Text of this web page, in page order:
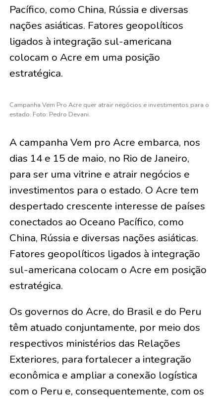
Pacífico, como China, Rússia e diversas
nações asiáticas. Fatores geopolíticos
ligados à integração sul-americana
colocam o Acre em uma posição
estratégica.
Campanha Vem Pro Acre quer atrair negócios e investimentos para o
estado. Foto: Pedro Devani.
A campanha Vem pro Acre embarca, nos
dias 14 e 15 de maio, no Rio de Janeiro,
para ser uma vitrine e atrair negócios e
investimentos para o estado. O Acre tem
despertado crescente interesse de países
conectados ao Oceano Pacífico, como
China, Rússia e diversas nações asiáticas.
Fatores geopolíticos ligados à integração
sul-americana colocam o Acre em posição
estratégica.
Os governos do Acre, do Brasil e do Peru
têm atuado conjuntamente, por meio dos
respectivos ministérios das Relações
Exteriores, para fortalecer a integração
econômica e ampliar a conexão logística
com o Peru e, consequentemente, com os